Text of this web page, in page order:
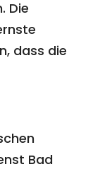
Die
dass die
Bad